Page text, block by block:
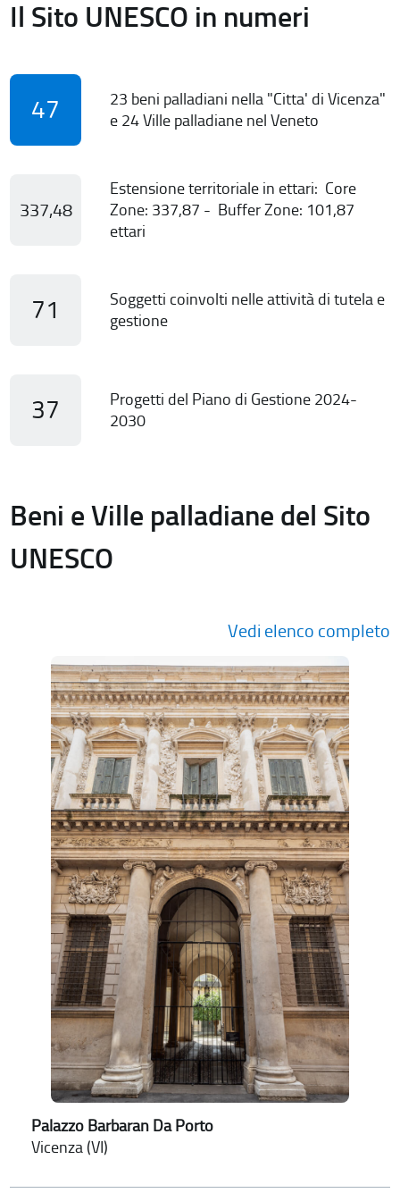
Il Sito UNESCO in numeri
47
23 beni palladiani nella "Citta' di Vicenza"
e 24 Ville palladiane nel Veneto
337,48
Estensione territoriale in ettari: Core
Zone: 337,87 - Buffer Zone: 101,87
ettari
71
Soggetti coinvolti nelle attività di tutela e
gestione
37
Progetti del Piano di Gestione 2024-
2030
Beni e Ville palladiane del Sito
UNESCO
Vedi elenco completo
Palazzo Barbaran Da Porto
Vicenza (VI)